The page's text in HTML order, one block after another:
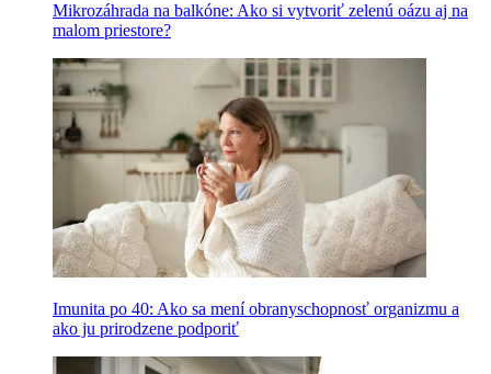
Mikrozáhrada na balkóne: Ako si vytvoriť zelenú oázu aj na
malom priestore?
Imunita po 40: Ako sa mení obranyschopnosť organizmu a
ako ju prirodzene podporiť